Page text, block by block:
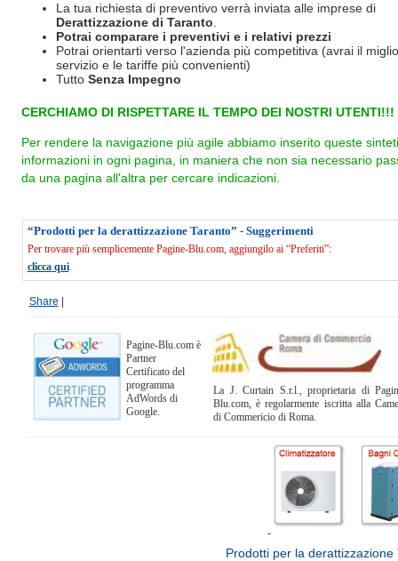
La tua richiesta di preventivo verrà inviata alle imprese di
Derattizzazione di Taranto
Potrai comparare i preventivi e i relativi prezzi
Potrai orientarti verso l'azienda più competitiva (avrai il
servizio e le tariffe più convenienti)
Tutto Senza Impegno
CERCHIAMO DI RISPETTARE IL TEMPO DEI NOSTRI UTENTI!!!
Per rendere la navigazione più agile abbiamo inserito queste
informazioni in ogni pagina, in maniera che non sia necessario
da una pagina all'altra per cercare indicazioni.
“Prodotti per la derattizzazione Taranto” - Suggerimenti
Per trovare più semplicemente Pagine-Blu.com, aggiungilo ai “Preferiti”:
clicca qui.
Share
Pagine-Blu.com è
Partner
Certificato del
programma
AdWords di
Google.
La J. Curtain S.r.l., proprietaria di
Blu.com, è regolarmente iscritta alla
di Commericio di Roma.
Prodotti per la derattizzazione